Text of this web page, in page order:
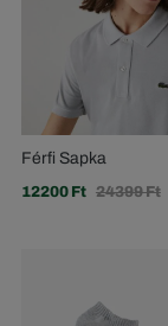
Férfi Sapka
12200 Ft 24399 Ft